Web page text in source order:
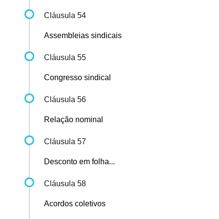
Cláusula 54
Assembleias sindicais
Cláusula 55
Congresso sindical
Cláusula 56
Relação nominal
Cláusula 57
Desconto em folha...
Cláusula 58
Acordos coletivos